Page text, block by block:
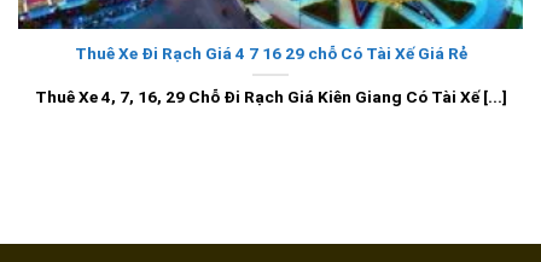
Thuê Xe Đi Rạch Giá 4 7 16 29 chỗ Có Tài Xế Giá Rẻ
Thuê Xe 4, 7, 16, 29 Chỗ Đi Rạch Giá Kiên Giang Có Tài Xế [...]